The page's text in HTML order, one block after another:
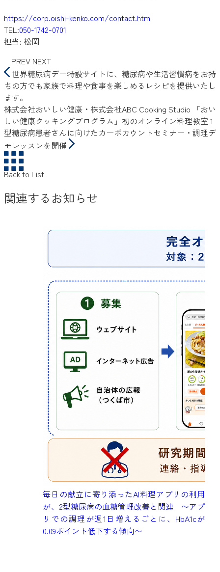
https://corp.oishi-kenko.com/contact.html
TEL:050-1742-0701
担当: 松岡
PREV NEXT
世界糖尿病デー特設サイトに、糖尿病や生活習慣病をお持
ちの方でも家族で料理や食事を楽しめるレシピを提供いたし
ます。
株式会社おいしい健康・株式会社ABC Cooking Studio 「おい
しい健康クッキングプログラム」初のオンライン料理教室 1
型糖尿病患者さんに向けたカーボカウントセミナー・調理デ
モレッスンを開催
Back to List
関連するお知らせ
毎日の献立に寄り添ったAI料理アプリの利用
が、2型糖尿病の血糖管理改善と関連 〜アプ
リでの調理が週1日増えるごとに、HbA1cが
0.09ポイント低下する傾向〜